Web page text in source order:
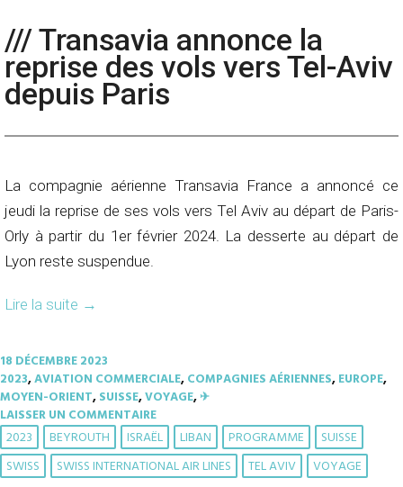
/// Transavia annonce la
reprise des vols vers Tel-Aviv
depuis Paris
La compagnie aérienne Transavia France a annoncé ce
jeudi la reprise de ses vols vers Tel Aviv au départ de Paris-
Orly à partir du 1er février 2024. La desserte au départ de
Lyon reste suspendue.
Lire la suite →
18 DÉCEMBRE 2023
2023,AVIATION COMMERCIALE,COMPAGNIES AÉRIENNES,EUROPE,
MOYEN-ORIENT,SUISSE,VOYAGE,✈︎
LAISSER UN COMMENTAIRE
2023 BEYROUTH ISRAËL LIBAN PROGRAMME
SUISSE
SWISS
SWISS INTERNATIONAL AIR LINES TEL AVIV VOYAGE